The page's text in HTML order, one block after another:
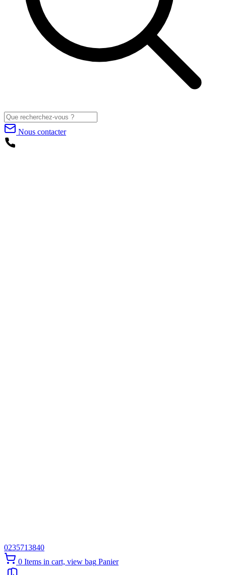
Nous contacter
0235713840
0 Items in cart, view bag Panier